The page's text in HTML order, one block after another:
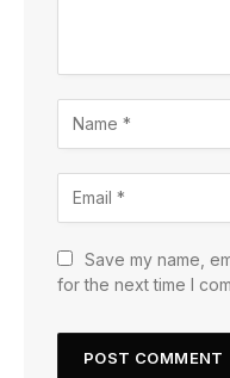
Save my name,
for the next time I